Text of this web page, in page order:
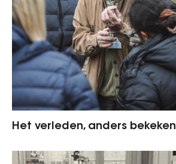
Het verleden, anders bekeken